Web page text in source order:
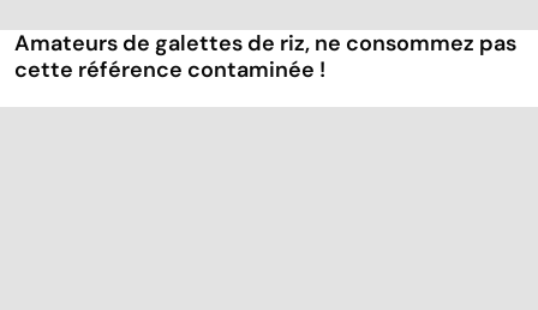
Amateurs de galettes de riz, ne consommez pas
cette référence contaminée !